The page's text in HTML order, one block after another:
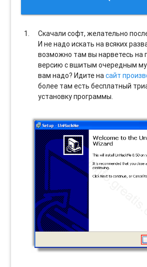
Скачали софт, желательно
И не надо искать на всяких
возможно там вы нарветесь на
версию с вшитым очередным
вам надо? Идите насайт
более там есть бесплатный
установку программы.